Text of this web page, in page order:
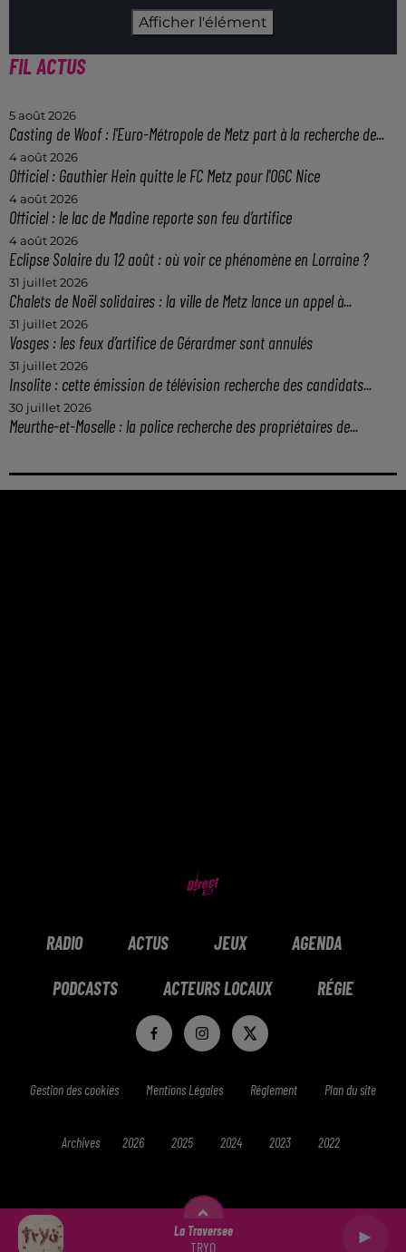
La Traversee
TRYO
Afficher l'élément
FIL ACTUS
5 août 2026
Casting de Woof : l'Euro-Métropole de Metz part à la recherche de...
4 août 2026
Officiel : Gauthier Hein quitte le FC Metz pour l'OGC Nice
4 août 2026
Officiel : le lac de Madine reporte son feu d’artifice
4 août 2026
Eclipse Solaire du 12 août : où voir ce phénomène en Lorraine ?
31 juillet 2026
Chalets de Noël solidaires : la ville de Metz lance un appel à...
31 juillet 2026
Vosges : les feux d’artifice de Gérardmer sont annulés
31 juillet 2026
Insolite : cette émission de télévision recherche des candidats...
30 juillet 2026
Meurthe-et-Moselle : la police recherche des propriétaires de...
RADIO ACTUS JEUX AGENDA
PODCASTS ACTEURS LOCAUX RÉGIE
Gestion des cookies Mentions Légales Réglement Plan du site
Archives 2026 2025 2024 2023 2022